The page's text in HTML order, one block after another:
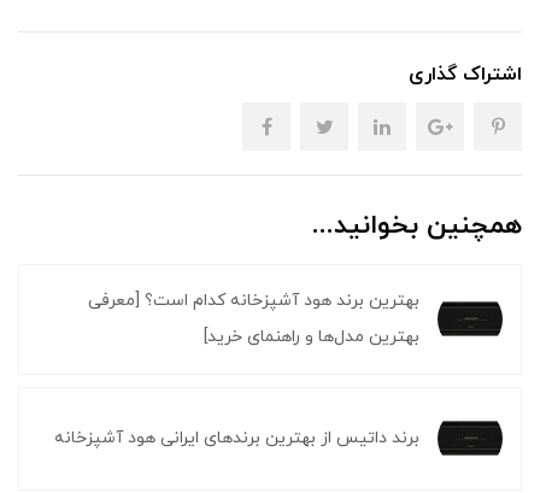
اشتراک گذاری
همچنین بخوانید...
بهترین برند هود آشپزخانه کدام است؟ [معرفی
بهترین مدل‌ها و راهنمای خرید]
برند داتیس از بهترین برندهای ایرانی هود آشپزخانه